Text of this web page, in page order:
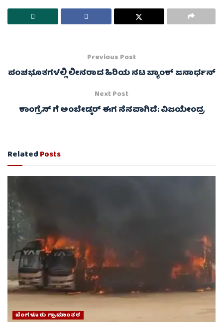
Previous Post
ಪಂಚಭೂತಗಳಲ್ಲಿ ಲೀನರಾದ ಹಿರಿಯ ನಟ ಬ್ಯಾಂಕ್ ಜನಾರ್ಧನ್
Next Post
ಕಾಂಗ್ರೆಸ್ ಗೆ ಅಂಬೇಡ್ಕರ್ ಈಗ ನೆನಪಾಗಿದೆ: ವಿಜಯೇಂದ್ರ
RelatedPosts
ಬೆಂಗಳೂರು ಗ್ರಾಮಾಂತರ